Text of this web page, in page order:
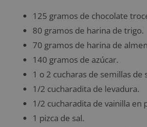
125 gramos de chocolate
80 gramos de harina de trigo.
70 gramos de harina de
140 gramos de azúcar.
1 o 2 cucharas de semillas de
1/2 cucharadita de levadura.
1/2 cucharadita de vainilla en
1 pizca de sal.